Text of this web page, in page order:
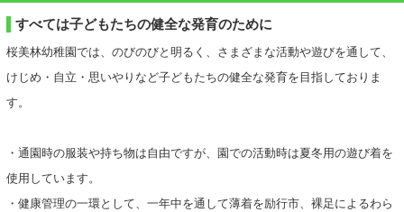
すべては子どもたちの健全な発育のために
桜美林幼稚園では、のびのびと明るく、さまざまな活動や遊びを通して、
けじめ・自立・思いやりなど子どもたちの健全な発育を目指しておりま
す。
・通園時の服装や持ち物は自由ですが、園での活動時は夏冬用の遊び着を
使用しています。
・健康管理の一環として、一年中を通して薄着を励行市、裸足によるわら